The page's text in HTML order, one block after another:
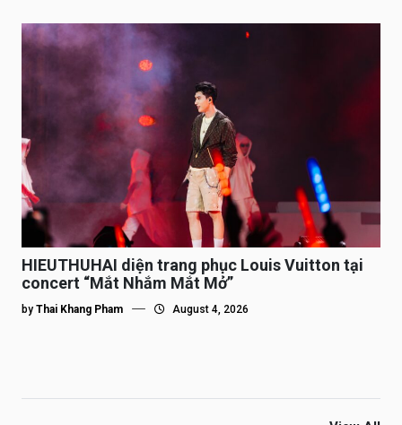
HIEUTHUHAI diện trang phục Louis Vuitton tại
concert “Mắt Nhắm Mắt Mở”
by Thai Khang Pham August 4, 2026